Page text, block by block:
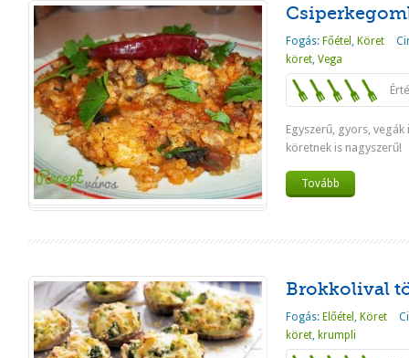
Fogás: Főétel , Köret
köret, Vega
Egyszerű, gyors,
köretnek is nagyszerű!
Tovább
Brokkolival
Fogás: Előétel , Köret
köret, krumpli